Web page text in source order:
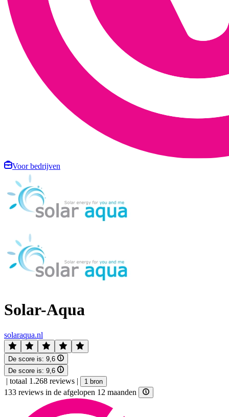
Voor bedrijven
Solar-Aqua
solaraqua.nl
De score is: 9,6
De score is: 9,6
| totaal 1.268 reviews | 1 bron
133 reviews in de afgelopen 12 maanden